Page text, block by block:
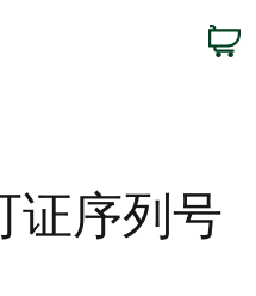
证序列号